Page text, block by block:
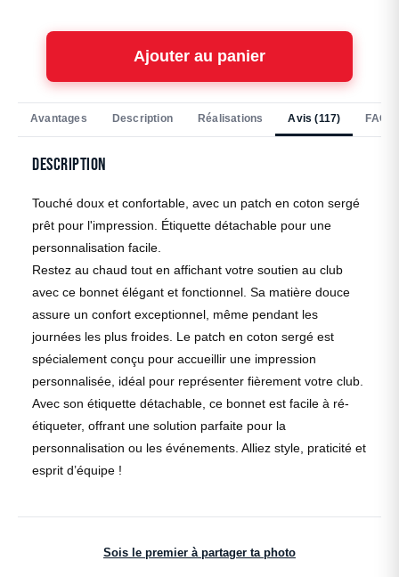
Ajouter au panier
Avantages Description Réalisations Avis (117) FAQ
Description
Touché doux et confortable, avec un patch en coton sergé
prêt pour l'impression. Étiquette détachable pour une
personnalisation facile.
Restez au chaud tout en affichant votre soutien au club
avec ce bonnet élégant et fonctionnel. Sa matière douce
assure un confort exceptionnel, même pendant les
journées les plus froides. Le patch en coton sergé est
spécialement conçu pour accueillir une impression
personnalisée, idéal pour représenter fièrement votre club.
Avec son étiquette détachable, ce bonnet est facile à ré-
étiqueter, offrant une solution parfaite pour la
personnalisation ou les événements. Alliez style, praticité et
esprit d’équipe !
Sois le premier à partager ta photo